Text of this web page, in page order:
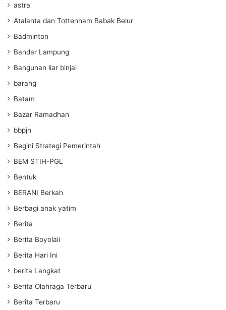
astra
Atalanta dan Tottenham Babak Belur
Badminton
Bandar Lampung
Bangunan liar binjai
barang
Batam
Bazar Ramadhan
bbpjn
Begini Strategi Pemerintah
BEM STIH-PGL
Bentuk
BERANI Berkah
Berbagi anak yatim
Berita
Berita Boyolali
Berita Hari Ini
berita Langkat
Berita Olahraga Terbaru
Berita Terbaru